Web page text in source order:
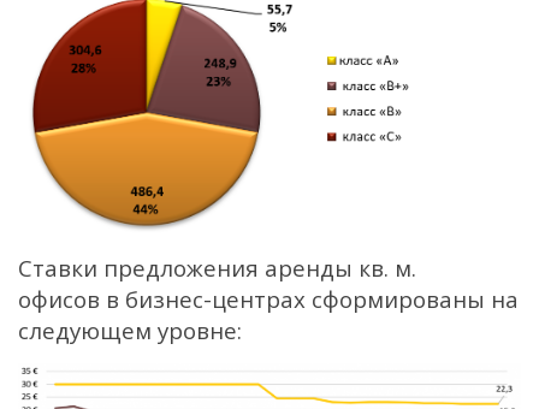
Ставки предложения аренды кв. м.
офисов в бизнес-центрах сформированы на
следующем уровне: